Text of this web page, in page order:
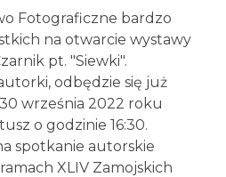
Fotograficzne bardzo
na otwarcie wystawy
pt. "Siewki".
odbędzie się już
września 2022 roku
o godzinie 16:30.
spotkanie autorskie
XLIV Zamojskich